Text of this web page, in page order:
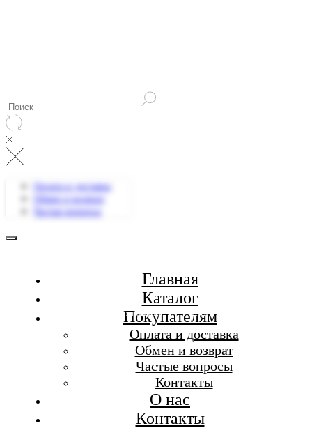
Бесплатная доставка при заказе от 7 000 р.
Оплата и доставка
Обмен и возврат
Частые вопросы
Главная
Каталог
Покупателям
Оплата и доставка
Обмен и возврат
Частые вопросы
Контакты
О нас
Контакты